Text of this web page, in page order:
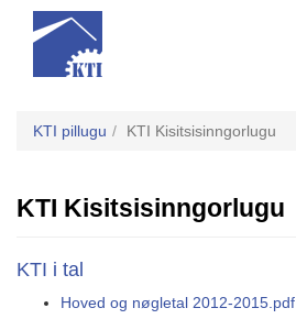
KTI pillugu KTI Kisitsisinngorlugu
KTI Kisitsisinngorlugu
KTI i tal
Hoved og nøgletal 2012-2015.pdf